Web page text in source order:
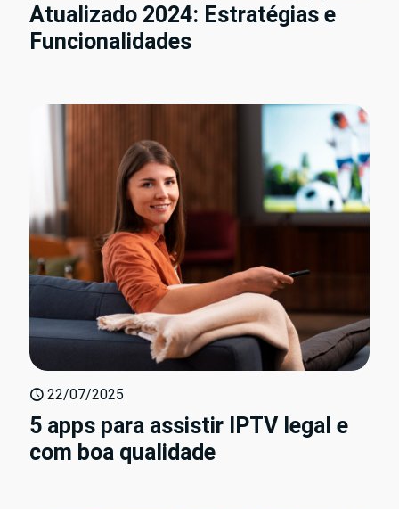
Atualizado 2024: Estratégias e
Funcionalidades
22/07/2025
5 apps para assistir IPTV legal e
com boa qualidade